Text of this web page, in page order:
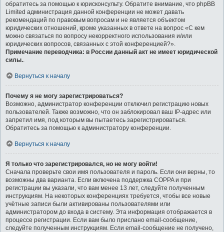
обратитесь за помощью к юрисконсульту. Обратите внимание, что phpBB
Limited администрация данной конференции не может давать
рекомендаций по правовым вопросам и не является объектом
юридических отношений, кроме указанных в ответе на вопрос «С кем
можно связаться по вопросу некорректного использования и/или
юридических вопросов, связанных с этой конференцией?».
Примечание переводчика: в России данный акт не имеет юридической
силы..
Вернуться к началу
Почему я не могу зарегистрироваться?
Возможно, администратор конференции отключил регистрацию новых
пользователей. Также возможно, что он заблокировал ваш IP-адрес или
запретил имя, под которым вы пытаетесь зарегистрироваться.
Обратитесь за помощью к администратору конференции.
Вернуться к началу
Я только что зарегистрировался, но не могу войти!
Сначала проверьте свои имя пользователя и пароль. Если они верны, то
возможны два варианта. Если включена поддержка COPPA и при
регистрации вы указали, что вам менее 13 лет, следуйте полученным
инструкциям. На некоторых конференциях требуется, чтобы все новые
учётные записи были активированы пользователями или
администратором до входа в систему. Эта информация отображается в
процессе регистрации. Если вам было прислано email-сообщение,
следуйте полученным инструкциям. Если email-сообщение не получено,